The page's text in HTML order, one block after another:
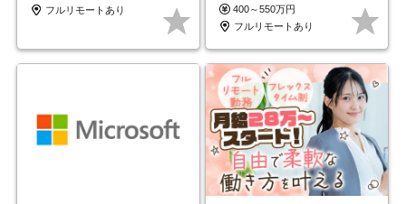
フルリモートあり
400～550万円
フルリモートあり